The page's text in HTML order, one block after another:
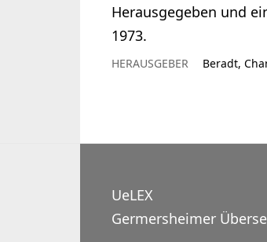
Herausgegeben und
1973.
HERAUSGEBER Beradt,
UeLEX
Germersheimer